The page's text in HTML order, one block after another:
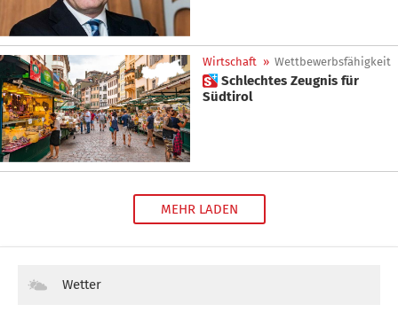
Wirtschaft » Wettbewerbsfähigkeit
 Schlechtes Zeugnis für
Südtirol
MEHR LADEN
Wetter